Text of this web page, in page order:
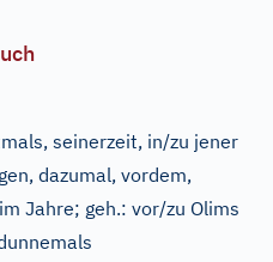
seinerzeit, in/zu jener
dazumal, vordem,
Jahre; geh.: vor/zu Olims